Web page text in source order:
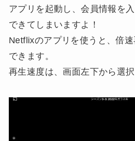
アプリを起動し、会員情報を
できてしまいますよ！
Netflixのアプリを使うと、倍
できます。
再生速度は、画面左下から選択